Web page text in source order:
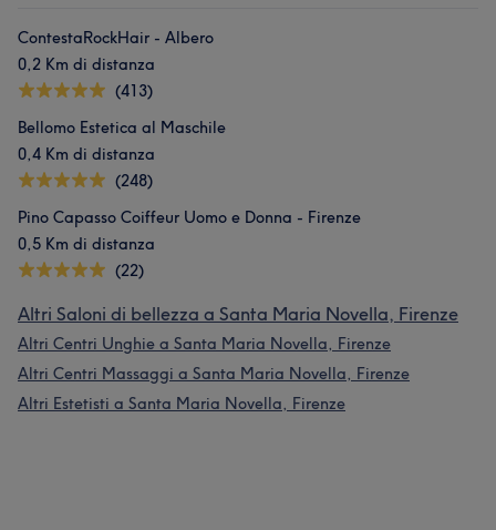
ContestaRockHair - Albero
0,2 Km di distanza
(413)
Bellomo Estetica al Maschile
0,4 Km di distanza
(248)
Pino Capasso Coiffeur Uomo e Donna - Firenze
0,5 Km di distanza
(22)
Altri Saloni di bellezza a Santa Maria Novella, Firenze
Altri Centri Unghie a Santa Maria Novella, Firenze
Altri Centri Massaggi a Santa Maria Novella, Firenze
Altri Estetisti a Santa Maria Novella, Firenze